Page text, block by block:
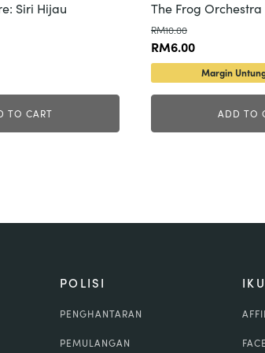
Siri Hijau
TO CART
The Frog
RM10.00
Original
price
was:
RM6.00Current
price
is:
Margin
ADD TO
POLISI
PENGHANTARAN
PEMULANGAN